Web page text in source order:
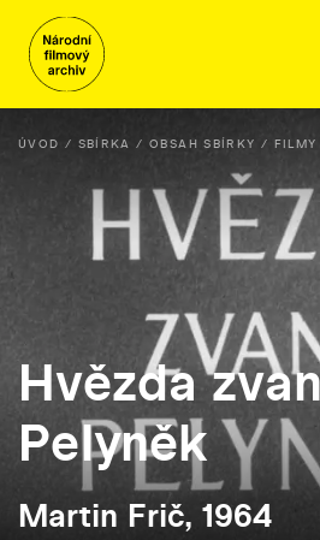
ÚVOD SBÍRKA OBSAH SBÍRKY FILMY
Hvězda
Pelyněk
Martin Frič, 1964